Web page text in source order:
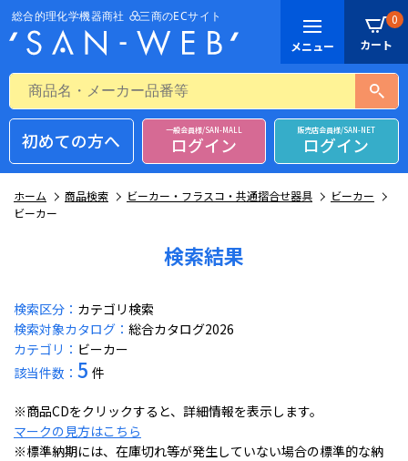
0
初めての方へ 一般会員様/SAN-MALL
ログイン
販売店会員様/SAN-NET
ログイン
ホーム 商品検索 ビーカー・フラスコ・共通摺合せ器具
ビーカー
ビーカー
検索結果
検索区分： カテゴリ検索
検索対象カタログ： 総合カタログ2026
カテゴリ： ビーカー
該当件数： 5 件
※商品CDをクリックすると、詳細情報を表示します。
マークの見方はこちら
※標準納期には、在庫切れ等が発生していない場合の標準的な納